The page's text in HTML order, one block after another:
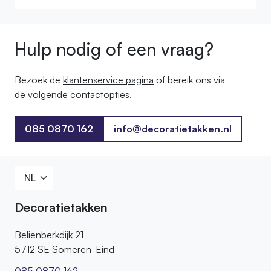
Hulp nodig of een vraag?
Bezoek de klantenservice pagina of bereik ons ​​via
de volgende contactopties.
085 0870 162
085 0870 162
info@decoratietakken.nl
Decoratietakken
Beliënberkdijk 21
5712 SE Someren-Eind